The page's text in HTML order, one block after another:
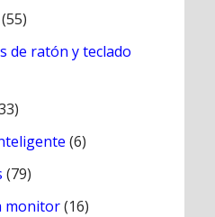
(55)
de ratón y teclado
(6)
(79)
monitor(16)